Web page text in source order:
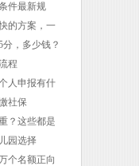
件最新规
的方案，一
，多少钱？
程
人申报有什
社保
？这些都是
园选择
个名额正向